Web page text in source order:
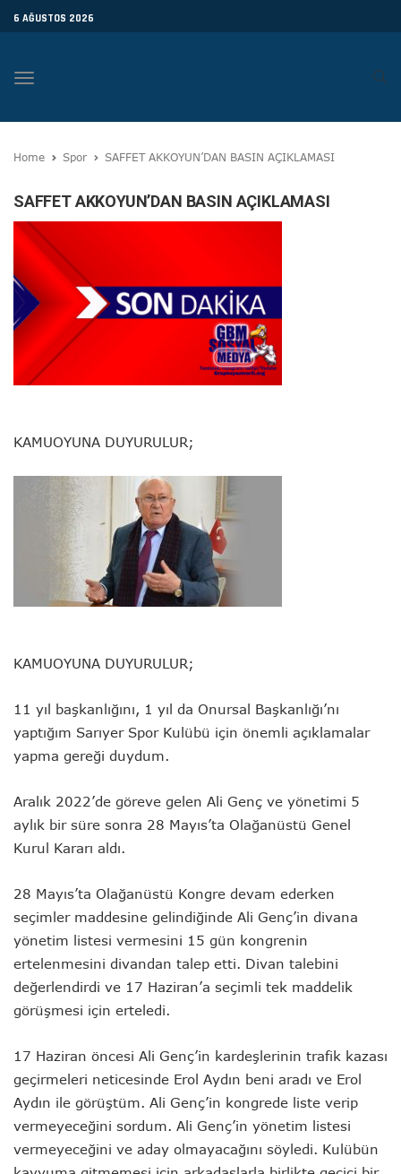
6 AĞUSTOS 2026
Toggle
Home Spor SAFFET AKKOYUN’DAN BASIN AÇIKLAMASI
SAFFET AKKOYUN’DAN BASIN AÇIKLAMASI
KAMUOYUNA DUYURULUR;
KAMUOYUNA DUYURULUR;
11 yıl başkanlığını, 1 yıl da Onursal Başkanlığı’nı
yaptığım Sarıyer Spor Kulübü için önemli açıklamalar
yapma gereği duydum.
Aralık 2022’de göreve gelen Ali Genç ve yönetimi 5
aylık bir süre sonra 28 Mayıs’ta Olağanüstü Genel
Kurul Kararı aldı.
28 Mayıs’ta Olağanüstü Kongre devam ederken
seçimler maddesine gelindiğinde Ali Genç’in divana
yönetim listesi vermesini 15 gün kongrenin
ertelenmesini divandan talep etti. Divan talebini
değerlendirdi ve 17 Haziran’a seçimli tek maddelik
görüşmesi için erteledi.
17 Haziran öncesi Ali Genç’in kardeşlerinin trafik kazası
geçirmeleri neticesinde Erol Aydın beni aradı ve Erol
Aydın ile görüştüm. Ali Genç’in kongrede liste verip
vermeyeceğini sordum. Ali Genç’in yönetim listesi
vermeyeceğini ve aday olmayacağını söyledi. Kulübün